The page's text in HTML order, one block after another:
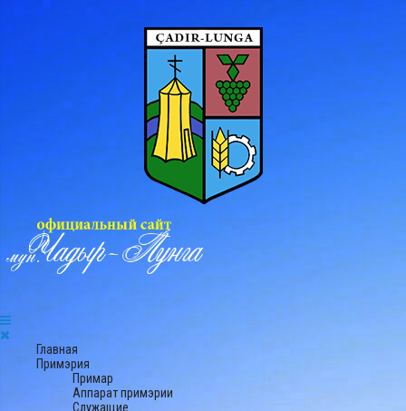
Главная
Примэрия
Примар
Аппарат примэрии
Служащие